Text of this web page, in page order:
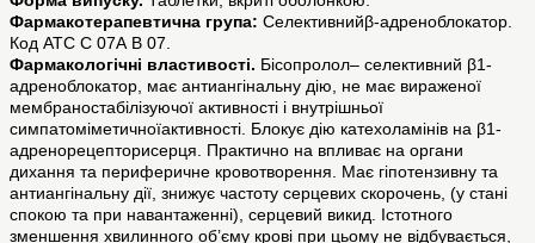
Фармакотерапевтична група: Селективнийβ-адреноблокатор.
Код АТС С 07А В 07.
Фармакологічні властивості. Бісопролол– селективний β1-
адреноблокатор, має антиангінальну дію, не має вираженої
мембраностабілізуючої активності і внутрішньої
симпатоміметичноїактивності. Блокує дію катехоламінів на β1-
адренорецепторисерця. Практично на впливає на органи
дихання та периферичне кровотворення. Має гіпотензивну та
антиангінальну дії, знижує частоту серцевих скорочень, (у стані
спокою та при навантаженні), серцевий викид. Істотного
зменшення хвилинного об’єму крові при цьому не відбувається,